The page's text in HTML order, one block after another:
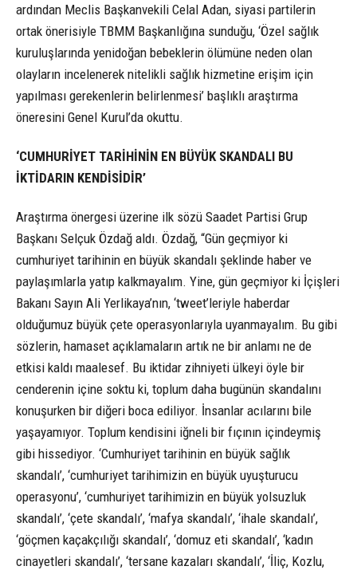
ardından Meclis Başkanvekili Celal Adan, siyasi partilerin
ortak önerisiyle TBMM Başkanlığına sunduğu, ‘Özel sağlık
kuruluşlarında yenidoğan bebeklerin ölümüne neden olan
olayların incelenerek nitelikli sağlık hizmetine erişim için
yapılması gerekenlerin belirlenmesi’ başlıklı araştırma
öneresini Genel Kurul’da okuttu.
‘CUMHURİYET TARİHİNİN EN BÜYÜK SKANDALI BU
İKTİDARIN KENDİSİDİR’
Araştırma önergesi üzerine ilk sözü Saadet Partisi Grup
Başkanı Selçuk Özdağ aldı. Özdağ, “Gün geçmiyor ki
cumhuriyet tarihinin en büyük skandalı şeklinde haber ve
paylaşımlarla yatıp kalkmayalım. Yine, gün geçmiyor ki İçişleri
Bakanı Sayın Ali Yerlikaya’nın, ‘tweet’leriyle haberdar
olduğumuz büyük çete operasyonlarıyla uyanmayalım. Bu gibi
sözlerin, hamaset açıklamaların artık ne bir anlamı ne de
etkisi kaldı maalesef. Bu iktidar zihniyeti ülkeyi öyle bir
cenderenin içine soktu ki, toplum daha bugünün skandalını
konuşurken bir diğeri boca ediliyor. İnsanlar acılarını bile
yaşayamıyor. Toplum kendisini iğneli bir fıçının içindeymiş
gibi hissediyor. ‘Cumhuriyet tarihinin en büyük sağlık
skandalı’, ‘cumhuriyet tarihimizin en büyük uyuşturucu
operasyonu’, ‘cumhuriyet tarihimizin en büyük yolsuzluk
skandalı’, ‘çete skandalı’, ‘mafya skandalı’, ‘ihale skandalı’,
‘göçmen kaçakçılığı skandalı’, ‘domuz eti skandalı’, ‘kadın
cinayetleri skandalı’, ‘tersane kazaları skandalı’, ‘İliç, Kozlu,